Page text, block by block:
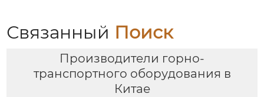
Связанный Поиск
Производители горно-
транспортного оборудования в
Китае